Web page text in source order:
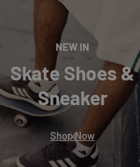
NEW IN
Skate Shoes &
Sneaker
Shop Now